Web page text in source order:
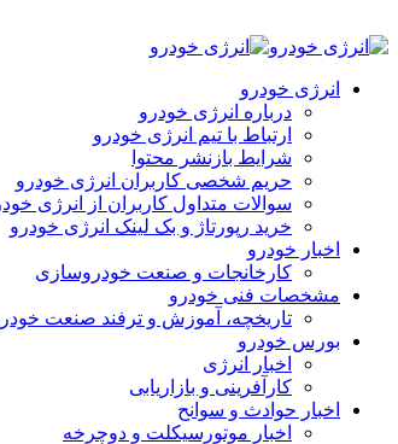
انرژی خودرو
درباره انرژی خودرو
ارتباط با تیم انرژی خودرو
شرایط بازنشر محتوا
حریم شخصی کاربران انرژی خودرو
سوالات متداول کاربران از انرژی
خرید رپورتاژ و بک لینک انرژی خودرو
اخبار خودرو
کارخانجات و صنعت خودروسازی
مشخصات فنی خودرو
تاریخچه، آموزش و ترفند صنعت
بورس خودرو
اخبار انرژی
کارآفرینی و بازاریابی
اخبار حوادث و سوانح
اخبار موتورسیکلت و دوچرخه